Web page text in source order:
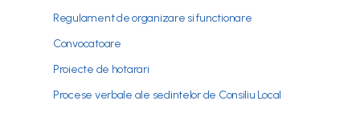
Regulament de organizare si functionare
Convocatoare
Proiecte de hotarari
Procese verbale ale sedintelor de Consiliu Local